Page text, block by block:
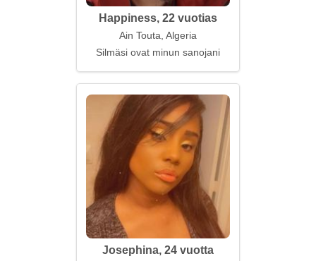
Happiness, 22 vuotias
Ain Touta, Algeria
Silmäsi ovat minun sanojani
Josephina, 24 vuotta